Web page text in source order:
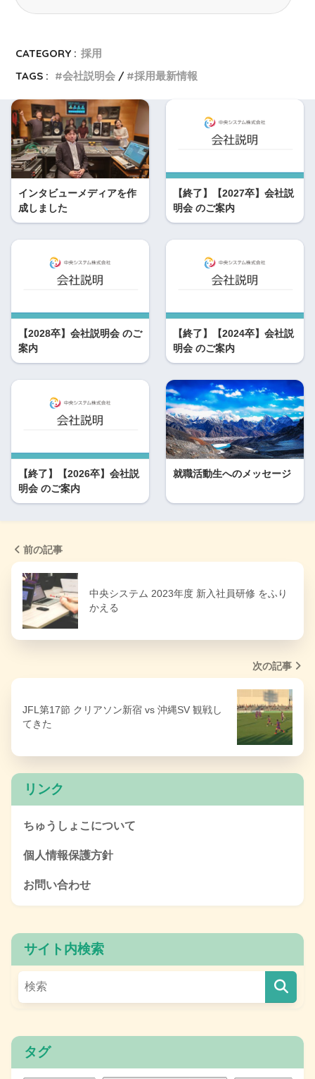
CATEGORY : 採用
TAGS :
会社説明会 採用最新情報
インタビューメディアを作
成しました
【終了】【2027卒】会社説
明会 のご案内
【2028卒】会社説明会 のご
案内
【終了】【2024卒】会社説
明会 のご案内
【終了】【2026卒】会社説
明会 のご案内
就職活動生へのメッセージ
前の記事
中央システム 2023年度 新入社員研修 をふり
かえる
次の記事
JFL第17節 クリアソン新宿 vs 沖縄SV 観戦し
てきた
リンク
ちゅうしょこについて
個人情報保護方針
お問い合わせ
サイト内検索
タグ